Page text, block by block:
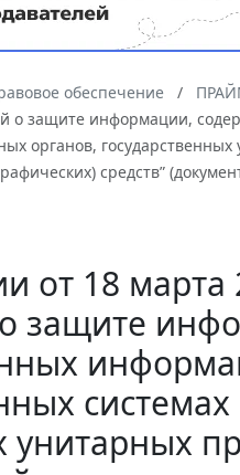
обеспечение
о защите информации,
органов,
средств”
от 18 марта
защите
системах
унитарных